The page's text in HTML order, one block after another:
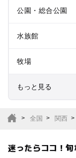
公園・総合公園
水族館
牧場
もっと見る
全国 関西
迷ったらココ！